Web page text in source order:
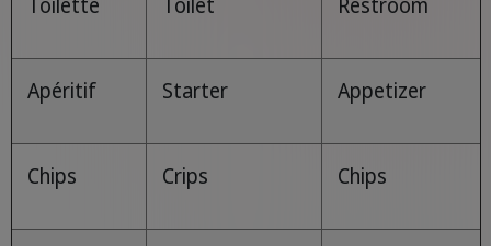
Toilette Toilet Restroom
Apéritif Starter Appetizer
Chips Crips Chips